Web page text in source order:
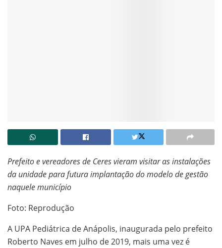
Prefeito e vereadores de Ceres vieram visitar as instalações
da unidade para futura implantação do modelo de gestão
naquele município
Foto: Reprodução
A UPA Pediátrica de Anápolis, inaugurada pelo prefeito
Roberto Naves em julho de 2019, mais uma vez é